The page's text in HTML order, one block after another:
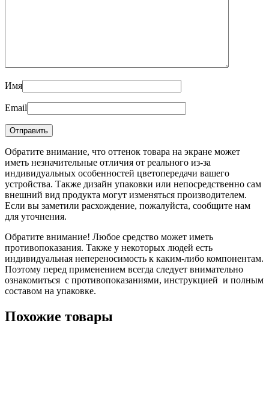
Имя
Email
Обратите внимание, что оттенок товара на экране может
иметь незначительные отличия от реального из-за
индивидуальных особенностей цветопередачи вашего
устройства. Также дизайн упаковки или непосредственно сам
внешний вид продукта могут изменяться производителем.
Если вы заметили расхождение, пожалуйста, сообщите нам
для уточнения.
Обратите внимание! Любое средство может иметь
противопоказания. Также у некоторых людей есть
индивидуальная непереносимость к каким-либо компонентам.
Поэтому перед применением всегда следует внимательно
ознакомиться с противопоказаниями, инструкцией и полным
составом на упаковке.
Похожие товары